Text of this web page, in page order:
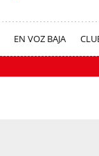
EN VOZ BAJA